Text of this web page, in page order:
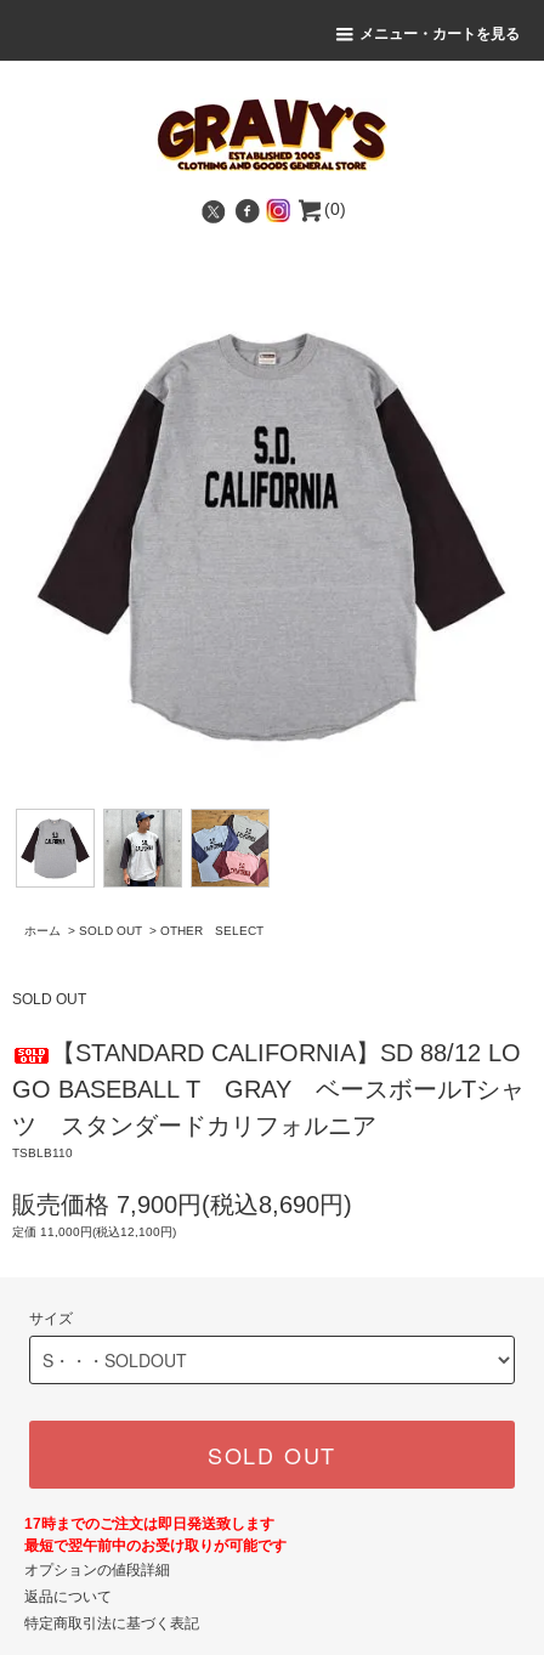
メニュー・カートを見る
(0)
ホーム > SOLD OUT > OTHER SELECT
SOLD OUT
【STANDARD CALIFORNIA】SD 88/12 LO
GO BASEBALL T GRAY ベースボールTシャ
ツ スタンダードカリフォルニア
TSBLB110
販売価格 7,900円(税込8,690円)
定価 11,000円(税込12,100円)
サイズ
SOLD OUT
17時までのご注文は即日発送致します
最短で翌午前中のお受け取りが可能です
オプションの値段詳細
返品について
特定商取引法に基づく表記